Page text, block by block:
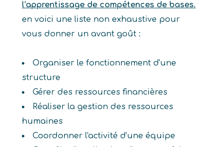
l’apprentissage de compétences de bases.
en voici une liste non exhaustive pour
vous donner un avant goût :
Organiser le fonctionnement d'une
structure
Gérer des ressources financières
Réaliser la gestion des ressources
humaines
Coordonner l'activité d'une équipe